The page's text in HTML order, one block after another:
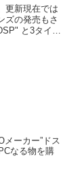
更新現在では
ズの発売もさ
と3タイト
メーカー”ドス
なる物を購